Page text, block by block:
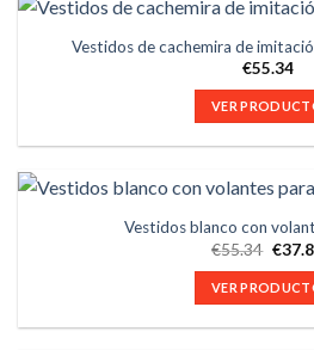
Vestidos de cachemira de
€55.34
VER
Vestidos blanco con
€55.34 €
VER